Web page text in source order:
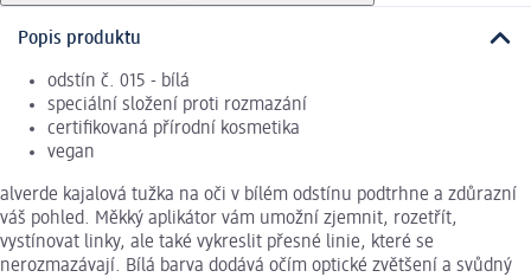
Popis produktu
odstín č. 015 - bílá
speciální složení proti rozmazání
certifikovaná přírodní kosmetika
vegan
alverde kajalová tužka na oči v bílém odstínu podtrhne a zdůrazní
váš pohled. Měkký aplikátor vám umožní zjemnit, rozetřít,
vystínovat linky, ale také vykreslit přesné linie, které se
nerozmazávají. Bílá barva dodává očím optické zvětšení a svůdný